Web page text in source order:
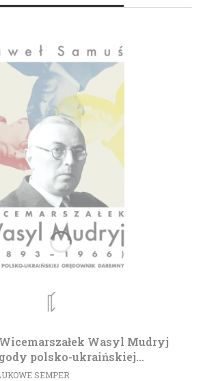
Wicemarszałek Wasyl Mudryj
polsko-ukraińskiej
SEMPER